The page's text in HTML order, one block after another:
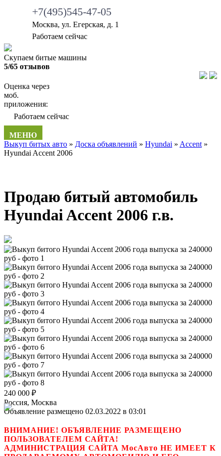
+7(495)545-47-05
Москва, ул. Егерская, д. 1
Работаем сейчас
Скупаем битые машины
5/65 отзывов
Оценка через
моб.
приложения:
Работаем сейчас
МЕНЮ
Выкуп битых авто » Доска объявлений » Hyundai » Accent »
Hyundai Accent 2006
Продаю битый автомобиль
Hyundai Accent 2006 г.в.
240 000 ₽
Россия, Москва
Объявление размещено 02.03.2022 в 03:01
ВНИМАНИЕ! ОБЪЯВЛЕНИЕ РАЗМЕЩЕНО
ПОЛЬЗОВАТЕЛЕМ САЙТА!
АДМИНИСТРАЦИЯ САЙТА МосАвто НЕ ИМЕЕТ К